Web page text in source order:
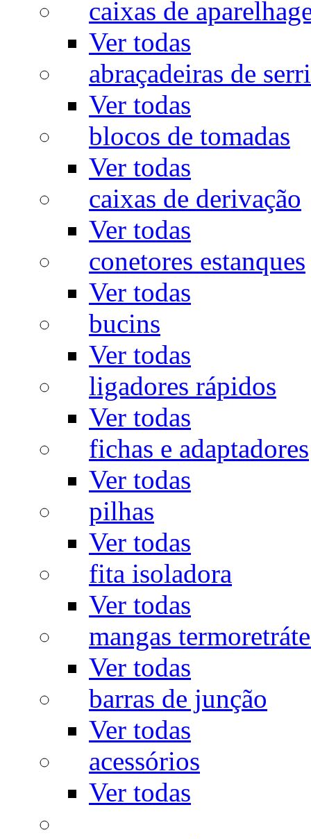
caixas de
Ver todas
abraçadeiras de
Ver todas
blocos de tomadas
Ver todas
caixas de derivação
Ver todas
conetores estanques
Ver todas
bucins
Ver todas
ligadores rápidos
Ver todas
fichas e adaptadores
Ver todas
pilhas
Ver todas
fita isoladora
Ver todas
mangas
Ver todas
barras de junção
Ver todas
acessórios
Ver todas